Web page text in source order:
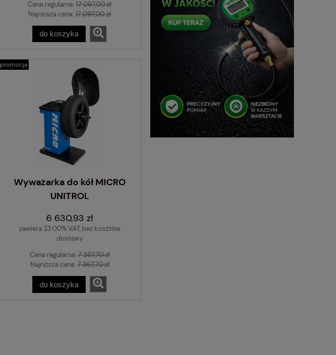
Cena regularna:17 097,00 zł
Najniższa cena:17 097,00 zł
do koszyka
Wyważarka do kół MICRO
UNITROL
6 630,93 zł
zawiera 23.00% VAT, bez kosztów
dostawy
Cena regularna:7 367,70 zł
Najniższa cena:7 367,70 zł
do koszyka
promocja